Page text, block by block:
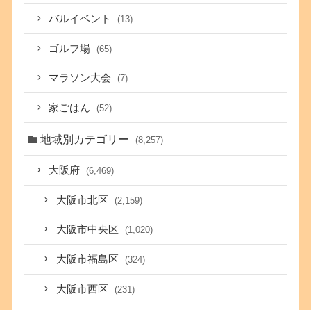
バルイベント (13)
ゴルフ場 (65)
マラソン大会 (7)
家ごはん (52)
地域別カテゴリー (8,257)
大阪府 (6,469)
大阪市北区 (2,159)
大阪市中央区 (1,020)
大阪市福島区 (324)
大阪市西区 (231)